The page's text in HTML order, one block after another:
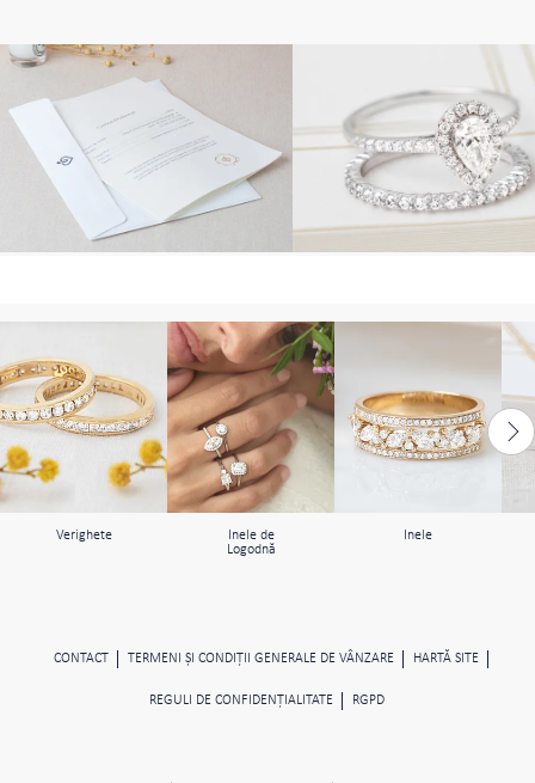
Verighete
Inele de
Logodnă
Inele
CONTACT TERMENI ŞI CONDIŢII GENERALE DE VÂNZARE HARTĂ SITE
REGULI DE CONFIDENŢIALITATE RGPD